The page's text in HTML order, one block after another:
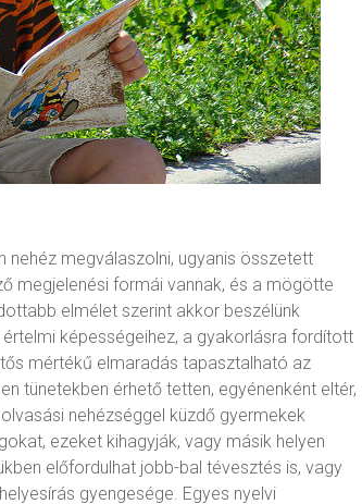
nehéz megválaszolni, ugyanis összetett
megjelenési formái vannak, és a mögötte
elmélet szerint akkor beszélünk
képességeihez, a gyakorlásra fordított
mértékű elmaradás tapasztalható az
tünetekben érhető tetten, egyénenként eltér,
nehézséggel küzdő gyermekek
ezeket kihagyják, vagy másik helyen
előfordulhat jobb-bal tévesztés is, vagy
gyengesége. Egyes nyelvi